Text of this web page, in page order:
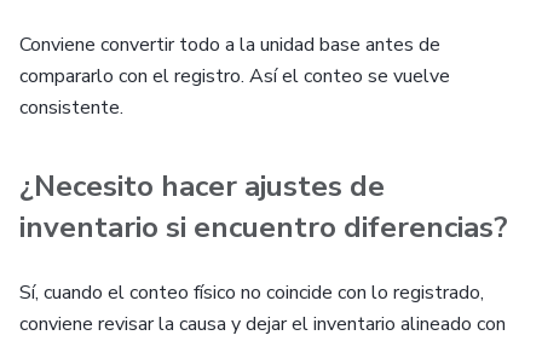
Conviene convertir todo a la unidad base antes de
compararlo con el registro. Así el conteo se vuelve
consistente.
¿Necesito hacer ajustes de
inventario si encuentro diferencias?
Sí, cuando el conteo físico no coincide con lo registrado,
conviene revisar la causa y dejar el inventario alineado con